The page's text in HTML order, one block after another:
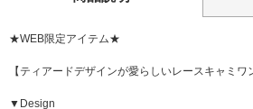
★WEB限定アイテム★
【ティアードデザインが愛らしいレースキャミワ
▼Design